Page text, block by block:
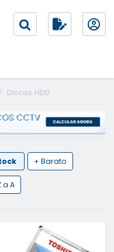
Discos HDD
+ Barato
a A